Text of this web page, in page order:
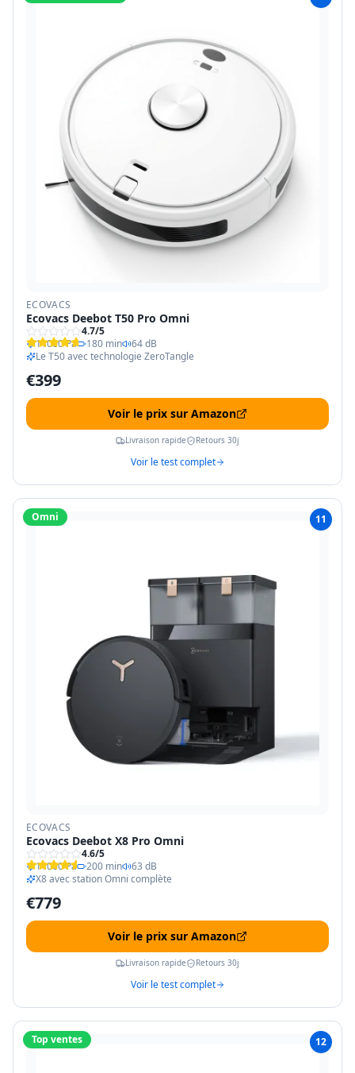
ECOVACS
Ecovacs Deebot T50 Pro Omni
4.7/5
11000 Pa
180 min
64 dB
Le T50 avec technologie ZeroTangle
€399
Voir le prix sur Amazon
Livraison rapide Retours 30j
Voir le test complet
Omni 11
ECOVACS
Ecovacs Deebot X8 Pro Omni
4.6/5
11000 Pa
200 min
63 dB
X8 avec station Omni complète
€779
Voir le prix sur Amazon
Livraison rapide Retours 30j
Voir le test complet
Top ventes 12